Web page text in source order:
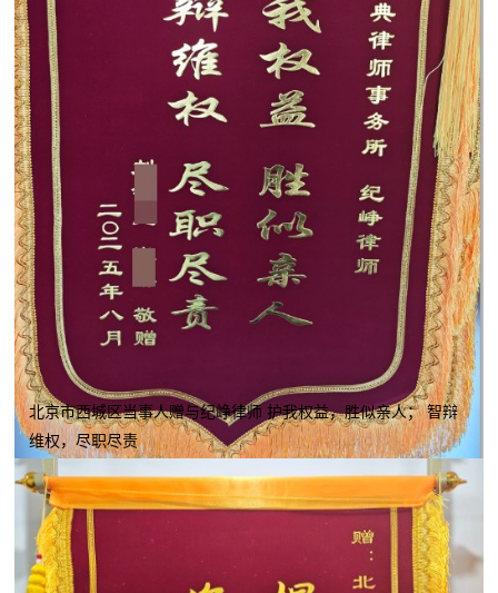
北京市西城区当事人赠与纪峥律师 护我权益，胜似亲人； 智辩
维权，尽职尽责